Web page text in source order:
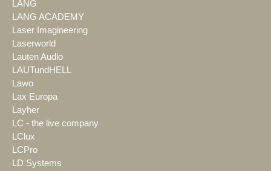
LANG
LANG ACADEMY
Laser Imagineering
Laserworld
Lauten Audio
LAUTundHELL
Lawo
Lax Europa
Layher
LC - the live company
LClux
LCPro
LD Systems